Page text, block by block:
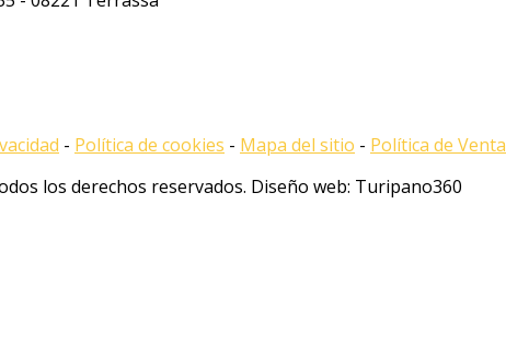
- Política de cookies - Mapa del sitio - Política de Venta
los derechos reservados. Diseño web: Turipano360